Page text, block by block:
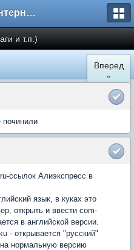
Форум интернет покупателей
и т.п.)
Вперед
»
починили
ссылок Алиэкспресс в
язык, в куках это
открыть и ввести com-
в английской версии.
- открывается "русский"
на нормальную версию